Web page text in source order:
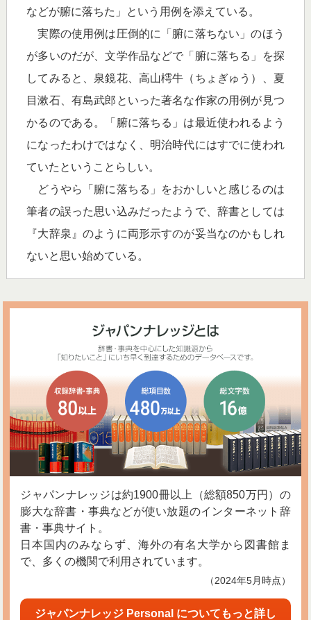
などが腑に落ちた」という用例を添えている。
実際の使用例は圧倒的に「腑に落ちない」のほう
が多いのだが、文学作品などで「腑に落ちる」を探
してみると、泉鏡花、高山樗牛（ちょぎゅう）、夏
目漱石、有島武郎といった著名な作家の用例が見つ
かるのである。「腑に落ちる」は最近使われるよう
になったわけではなく、明治時代にはすでに使われ
ていたということらしい。
どうやら「腑に落ちる」をおかしいと感じるのは
筆者の誤った思い込みだったようで、辞書としては
『大辞泉』のように両形示すのが妥当なのかもしれ
ないと思い始めている。
ジャパンナレッジは約1900冊以上（総額850万円）の
膨大な辞書・事典などが使い放題のインターネット辞
書・事典サイト。
日本国内のみならず、海外の有名大学から図書館ま
で、多くの機関で利用されています。
（2024年5月時点）
ジャパンナレッジ Personal についてもっと詳し